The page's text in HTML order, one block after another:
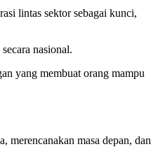
lintas sektor sebagai kunci,
nasional.
yang membuat orang mampu
masa depan, dan